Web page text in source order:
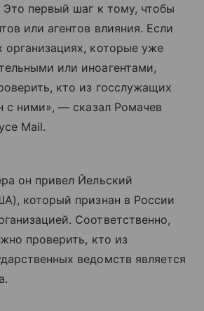
Это первый шаг к тому, чтобы
или агентов влияния. Если
которые уже
или иноагентами,
кто из госслужащих
с ними», — сказал Ромачев
Mail.
он привел Йельский
который признан в России
Соответственно,
проверить, кто из
ведомств является